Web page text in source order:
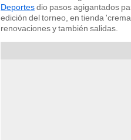
Deportesdio pasos agigantados
edición del torneo, en tienda
renovaciones y también salidas.